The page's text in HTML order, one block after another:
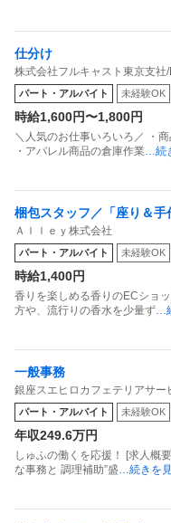
仕分け
株式会社フルキャスト東京支社
パート・アルバイト 未経験OK
時給1,600円〜1,800円
＼人気のお仕事いろいろ／ ・
・アパレル商品の倉庫作業…続
梱包スタッフ／「座り＆
副業OK 週1日からOK 1日1
Ａｌｌｅｙ株式会社
パート・アルバイト 未経験OK
時給1,400円
香りを楽しめる香りのECショ
方や、流行りの香水を少量ず…
一般事務
銀座スエヒロカフェテリアサー
パート・アルバイト 未経験OK
年収249.6万円
しゅふの働くを応援！ [求人概
な事務と 調理補助”盛…続きを